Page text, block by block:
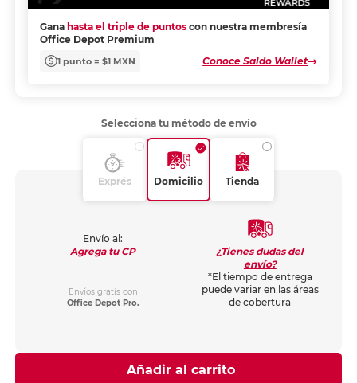
Gana hasta el triple de puntos con nuestra membresía
Office Depot Premium
1 punto = $1 MXN Conoce Saldo Wallet
Selecciona tu método de envío
Exprés Domicilio Tienda
Envío al:
Agrega tu CP
Envíos gratis con
Office Depot Pro.
¿Tienes dudas del
envío?
*El tiempo de entrega
puede variar en las áreas
de cobertura
Añadir al carrito